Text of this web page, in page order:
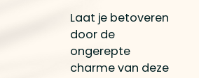
Laat je betoveren
door de
ongerepte
charme van deze